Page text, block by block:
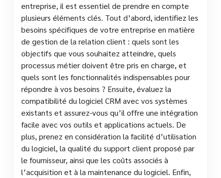
entreprise, il est essentiel de prendre en compte
plusieurs éléments clés. Tout d’abord, identifiez les
besoins spécifiques de votre entreprise en matière
de gestion de la relation client : quels sont les
objectifs que vous souhaitez atteindre, quels
processus métier doivent être pris en charge, et
quels sont les fonctionnalités indispensables pour
répondre à vos besoins ? Ensuite, évaluez la
compatibilité du logiciel CRM avec vos systèmes
existants et assurez-vous qu’il offre une intégration
facile avec vos outils et applications actuels. De
plus, prenez en considération la facilité d’utilisation
du logiciel, la qualité du support client proposé par
le fournisseur, ainsi que les coûts associés à
l’acquisition et à la maintenance du logiciel. Enfin,